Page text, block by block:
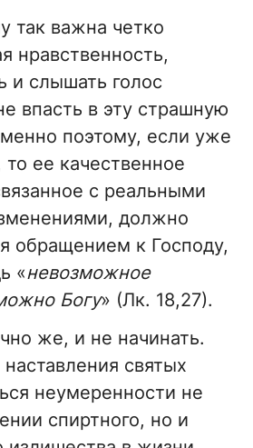
так важна четко
нравственность,
и слышать голос
впасть в эту страшную
поэтому, если уже
ее качественное
с реальными
должно
обращением к Господу,
«невозможное
Богу» (Лк. 18,27).
же, и не начинать.
святых
неумеренности не
спиртного, но и